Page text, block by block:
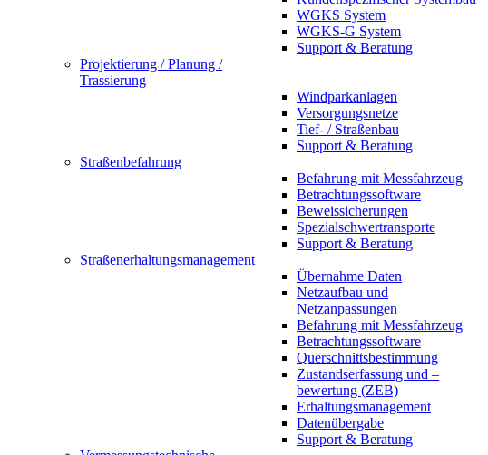
WGKS System
WGKS-G System
Support & Beratung
Projektierung / Planung /
Trassierung
Windparkanlagen
Versorgungsnetze
Tief- / Straßenbau
Support & Beratung
Straßenbefahrung
Befahrung mit Messfahrzeug
Betrachtungssoftware
Beweissicherungen
Spezialschwertransporte
Support & Beratung
Straßenerhaltungsmanagement
Übernahme Daten
Netzaufbau und
Netzanpassungen
Befahrung mit Messfahrzeug
Betrachtungssoftware
Querschnittsbestimmung
Zustandserfassung und –
bewertung (ZEB)
Erhaltungsmanagement
Datenübergabe
Support & Beratung